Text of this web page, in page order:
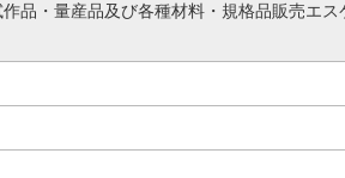
品・量産品及び各種材料・規格品販売エス